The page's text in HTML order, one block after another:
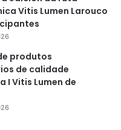
Vitis Lumen Larouco
produtos
de calidade
I Vitis Lumen de